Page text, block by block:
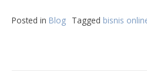
Posted in Blog Tagged bisnis